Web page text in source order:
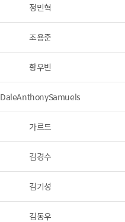
정민혁
조용준
황우빈
DaleAnthonySamuels
가르드
김경수
김기성
김동우